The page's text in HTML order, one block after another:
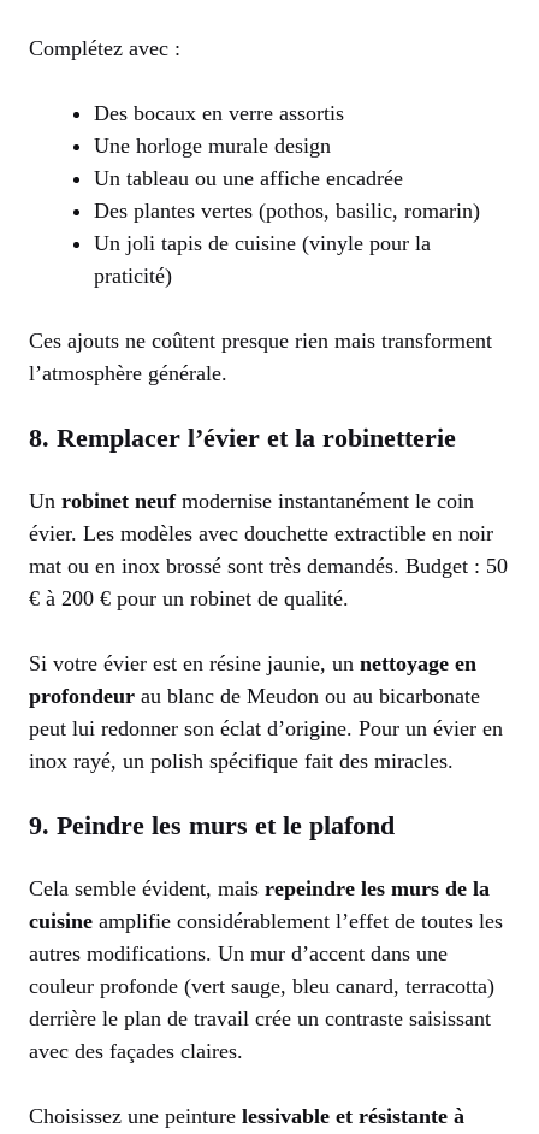
Complétez avec :
Des bocaux en verre assortis
Une horloge murale design
Un tableau ou une affiche encadrée
Des plantes vertes (pothos, basilic, romarin)
Un joli tapis de cuisine (vinyle pour la
praticité)
Ces ajouts ne coûtent presque rien mais transforment
l’atmosphère générale.
8. Remplacer l’évier et la robinetterie
Un robinet neufmodernise instantanément le coin
évier. Les modèles avec douchette extractible en noir
mat ou en inox brossé sont très demandés. Budget : 50
€ à 200 € pour un robinet de qualité.
Si votre évier est en résine jaunie, un nettoyage en
profondeur au blanc de Meudon ou au bicarbonate
peut lui redonner son éclat d’origine. Pour un évier en
inox rayé, un polish spécifique fait des miracles.
9. Peindre les murs et le plafond
Cela semble évident, mais repeindre les murs de la
cuisine amplifie considérablement l’effet de toutes les
autres modifications. Un mur d’accent dans une
couleur profonde (vert sauge, bleu canard, terracotta)
derrière le plan de travail crée un contraste saisissant
avec des façades claires.
Choisissez une peinture lessivable et résistante à